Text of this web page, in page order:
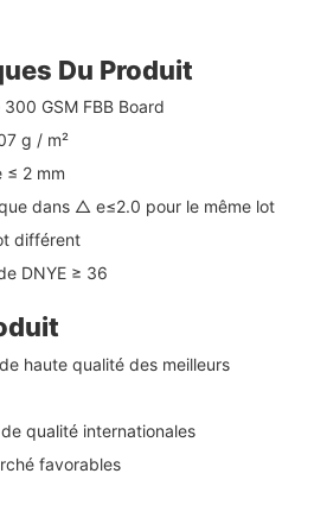
Du Produit
GSM FBB Board
g / m²
≤ 2 mm
dans △ e≤2.0 pour le même lot
différent
DNYE ≥ 36
haute qualité des meilleurs
qualité internationales
favorables